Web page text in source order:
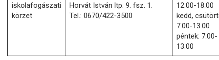
iskolafogászati
körzet
Horvát István ltp. 9. fsz. 1.
Tel.: 0670/422-3500
12.00-18.00
kedd,
7.00-13.00
péntek: 7.00-
13.00